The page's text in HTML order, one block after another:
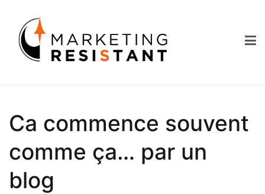
contenu
Ca commence souvent
comme ça… par un
blog